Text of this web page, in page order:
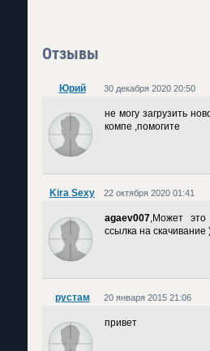
Отзывы
Юрий 30 декабря 2020 20:50
не могу загрузить
компе ,помогите
Kira Sexy 22 октября 2020 01:41
agaev007 ,Может
ссылка на скачивание
рустам 20 января 2015 21:06
привет